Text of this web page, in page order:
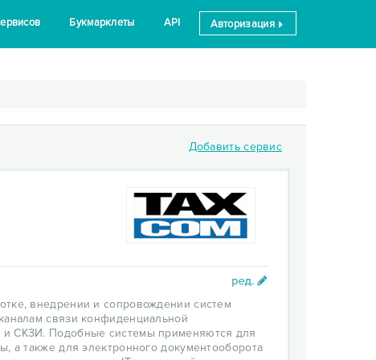
Букмарклеты API Авторизация
Добавить сервис
внедрении и сопровождении систем
связи конфиденциальной
СКЗИ. Подобные системы применяются для
а также для электронного документооборота